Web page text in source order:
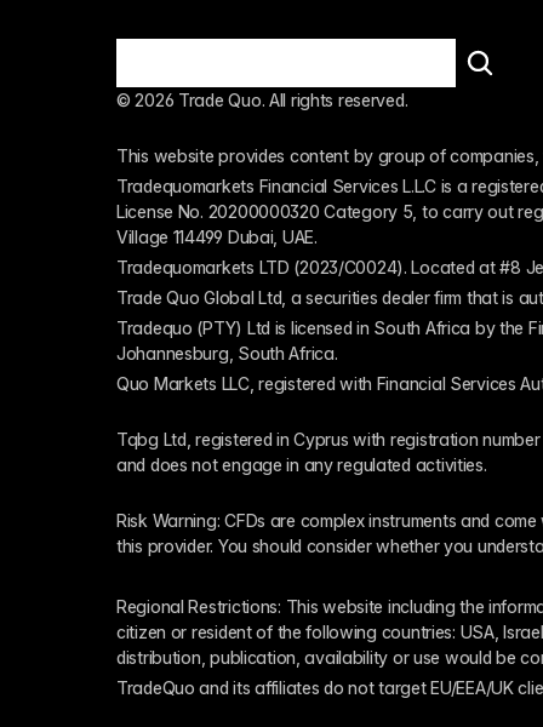
© 2026 Trade Quo. All rights reserved.
This website provides content by group of companies,
Tradequomarkets Financial Services L.L.C is a
License No. 20200000320 Category 5, to carry out
Village 114499 Dubai, UAE.
Tradequomarkets LTD (2023/C0024). Located at #8
Trade Quo Global Ltd, a securities dealer firm that is
Tradequo (PTY) Ltd is licensed in South Africa by the
Johannesburg, South Africa.
Quo Markets LLC, registered with Financial Services
Tqbg Ltd, registered in Cyprus with registration
and does not engage in any regulated activities.
Risk Warning: CFDs are complex instruments and
this provider. You should consider whether you
Regional Restrictions: This website including the
citizen or resident of the following countries: USA,
distribution, publication, availability or use would be
TradeQuo and its affiliates do not target EU/EEA/UK